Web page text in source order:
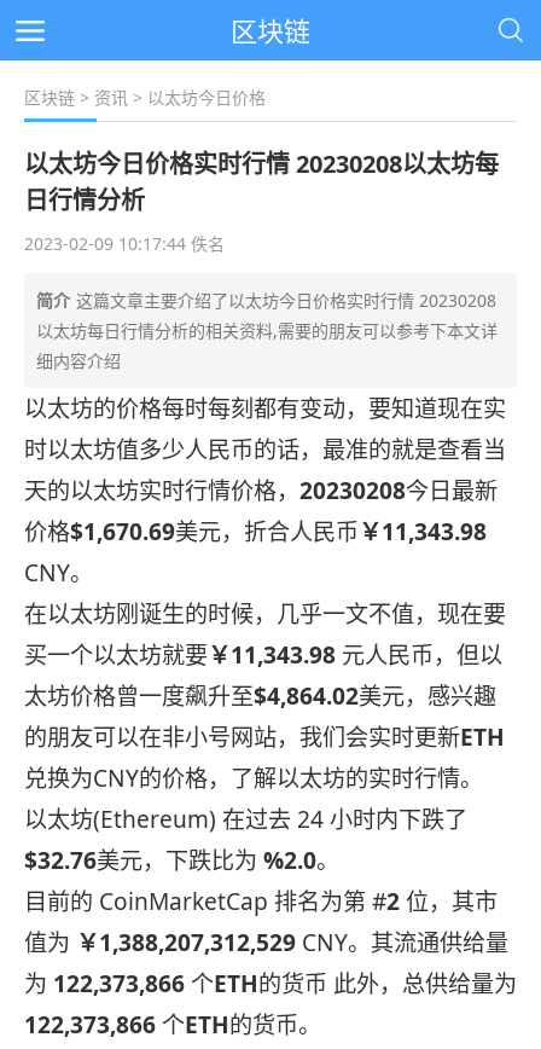
区块链
区块链 > 资讯 > 以太坊今日价格
以太坊今日价格实时行情 20230208以太坊每
日行情分析
2023-02-09 10:17:44 佚名
简介 这篇文章主要介绍了以太坊今日价格实时行情 20230208
以太坊每日行情分析的相关资料,需要的朋友可以参考下本文详
细内容介绍
以太坊的价格每时每刻都有变动，要知道现在实
时以太坊值多少人民币的话，最准的就是查看当
天的以太坊实时行情价格， 20230208今日最新
价格$1,670.69美元，折合人民币￥11,343.98
CNY。
在以太坊刚诞生的时候，几乎一文不值，现在要
买一个以太坊就要￥11,343.98 元人民币，但以
太坊价格曾一度飙升至$4,864.02美元，感兴趣
的朋友可以在非小号网站，我们会实时更新ETH
兑换为CNY的价格，了解以太坊的实时行情。
以太坊(Ethereum) 在过去 24 小时内下跌了
$32.76美元，下跌比为 %2.0。
目前的 CoinMarketCap 排名为第 #2位，其市
值为 ￥1,388,207,312,529 CNY。其流通供给量
为 122,373,866 个ETH的货币 此外，总供给量为
122,373,866 个ETH的货币。